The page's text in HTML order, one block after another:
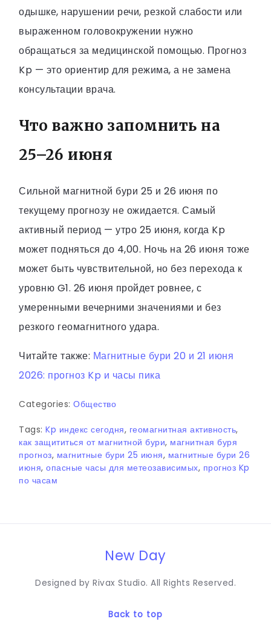
одышке, нарушении речи, резкой слабости или
выраженном головокружении нужно
обращаться за медицинской помощью. Прогноз
Kp — это ориентир для режима, а не замена
консультации врача.
Что важно запомнить на
25–26 июня
Сильной магнитной бури 25 и 26 июня по
текущему прогнозу не ожидается. Самый
активный период — утро 25 июня, когда Kp
может подняться до 4,00. Ночь на 26 июня тоже
может быть чувствительной, но без перехода к
уровню G1. 26 июня пройдет ровнее, с
умеренными вечерними значениями и без
резкого геомагнитного удара.
Читайте также: Магнитные бури 20 и 21 июня
2026: прогноз Kp и часы пика
Categories: Общество
Tags: Kp индекс сегодня, геомагнитная активность,
как защититься от магнитной бури, магнитная буря
прогноз, магнитные бури 25 июня, магнитные бури 26
июня, опасные часы для метеозависимых, прогноз Kp
по часам
New Day
Designed by Rivax Studio. All Rights Reserved.
Back to top